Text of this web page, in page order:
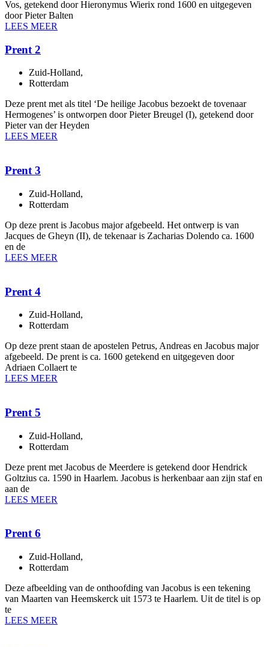
Vos, getekend door Hieronymus Wierix rond 1600 en uitgegeven
door Pieter Balten
LEES MEER
Prent 2
Zuid-Holland,
Rotterdam
Deze prent met als titel ‘De heilige Jacobus bezoekt de tovenaar
Hermogenes’ is ontworpen door Pieter Breugel (I), getekend door
Pieter van der Heyden
LEES MEER
Prent 3
Zuid-Holland,
Rotterdam
Op deze prent is Jacobus major afgebeeld. Het ontwerp is van
Jacques de Gheyn (II), de tekenaar is Zacharias Dolendo ca. 1600
en de
LEES MEER
Prent 4
Zuid-Holland,
Rotterdam
Op deze prent staan de apostelen Petrus, Andreas en Jacobus major
afgebeeld. De prent is ca. 1600 getekend en uitgegeven door
Adriaen Collaert te
LEES MEER
Prent 5
Zuid-Holland,
Rotterdam
Deze prent met Jacobus de Meerdere is getekend door Hendrick
Goltzius ca. 1590 in Haarlem. Jacobus is herkenbaar aan zijn staf en
aan de
LEES MEER
Prent 6
Zuid-Holland,
Rotterdam
Deze afbeelding van de onthoofding van Jacobus is een tekening
van Maarten van Heemskerck uit 1573 te Haarlem. Uit de titel is op
te
LEES MEER